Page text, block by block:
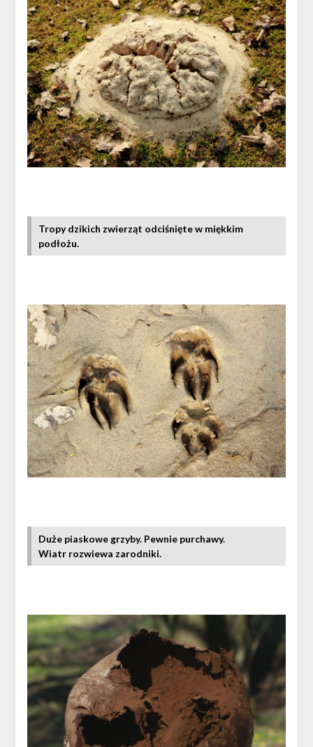
Tropy dzikich zwierząt odciśnięte w miękkim
podłożu.
Duże piaskowe grzyby. Pewnie purchawy.
Wiatr rozwiewa zarodniki.